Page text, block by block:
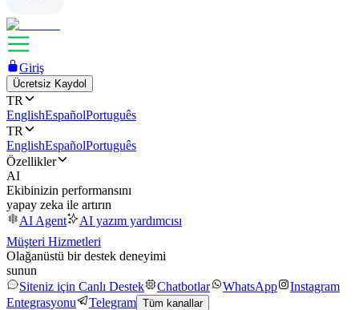
Giriş
Ücretsiz Kaydol
TR
EnglishEspañolPortuguês
TR
EnglishEspañolPortuguês
Özellikler
AI
Ekibinizin performansını
yapay zeka ile artırın
AI Agent
AI yazım yardımcısı
Müşteri Hizmetleri
Olağanüstü bir destek deneyimi
sunun
Siteniz için Canlı Destek
Chatbotlar WhatsApp
Instagram
Entegrasyonu
Telegram Tüm kanallar